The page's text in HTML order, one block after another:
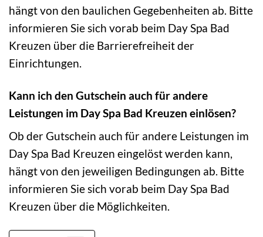
hängt von den baulichen Gegebenheiten ab. Bitte
informieren Sie sich vorab beim Day Spa Bad
Kreuzen über die Barrierefreiheit der
Einrichtungen.
Kann ich den Gutschein auch für andere
Leistungen im Day Spa Bad Kreuzen einlösen?
Ob der Gutschein auch für andere Leistungen im
Day Spa Bad Kreuzen eingelöst werden kann,
hängt von den jeweiligen Bedingungen ab. Bitte
informieren Sie sich vorab beim Day Spa Bad
Kreuzen über die Möglichkeiten.